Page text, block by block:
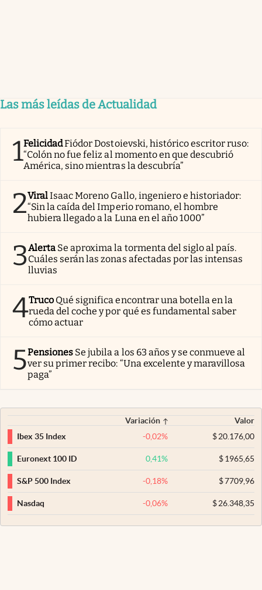
Las más leídas de Actualidad
1FelicidadFiódor Dostoievski, histórico escritor ruso:
“Colón no fue feliz al momento en que descubrió
América, sino mientras la descubría”
2ViralIsaac Moreno Gallo, ingeniero e historiador:
“Sin la caída del Imperio romano, el hombre
hubiera llegado a la Luna en el año 1000”
3Alerta Se aproxima la tormenta del siglo al país.
Cuáles serán las zonas afectadas por las intensas
lluvias
4Truco Qué significa encontrar una botella en la
rueda del coche y por qué es fundamental saber
cómo actuar
5Pensiones Se jubila a los 63 años y se conmueve al
ver su primer recibo: “Una excelente y maravillosa
paga”
Variación
Valor
Ibex 35 Index
-0,02% $20.176,00
Euronext 100 ID 0,41% $1965,65
S&P 500 Index -0,18% $7709,96
Nasdaq -0,06% $26.348,35